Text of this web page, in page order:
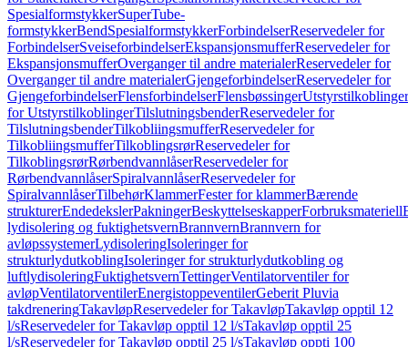
SpesialformstykkerSuperTube-
formstykkerBendSpesialformstykkerForbindelserReservedeler for
ForbindelserSveiseforbindelserEkspansjonsmufferReservedeler for
EkspansjonsmufferOverganger til andre materialerReservedeler for
Overganger til andre materialerGjengeforbindelserReservedeler for
GjengeforbindelserFlensforbindelserFlensbøssingerUtstyrstilkoblinger
for UtstyrstilkoblingerTilslutningsbenderReservedeler for
TilslutningsbenderTilkobliingsmufferReservedeler for
TilkobliingsmufferTilkoblingsrørReservedeler for
TilkoblingsrørRørbendvannlåserReservedeler for
RørbendvannlåserSpiralvannlåserReservedeler for
SpiralvannlåserTilbehørKlammerFester for klammerBærende
strukturerEndedekslerPakningerBeskyttelseskapperForbruksmateriell
lydisolering og fuktighetsvernBrannvernBrannvern for
avløpssystemerLydisoleringIsoleringer for
strukturlydutkoblingIsoleringer for strukturlydutkobling og
luftlydisoleringFuktighetsvernTettingerVentilatorventiler for
avløpVentilatorventilerEnergistoppeventilerGeberit Pluvia
takdreneringTakavløpReservedeler for TakavløpTakavløp opptil 12
l/sReservedeler for Takavløp opptil 12 l/sTakavløp opptil 25
l/sReservedeler for Takavløp opptil 25 l/sTakavløp oppti 100